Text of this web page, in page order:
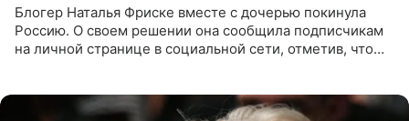
Блогер Наталья Фриске вместе с дочерью покинула
Россию. О своем решении она сообщила подписчикам
на личной странице в социальной сети, отметив, что